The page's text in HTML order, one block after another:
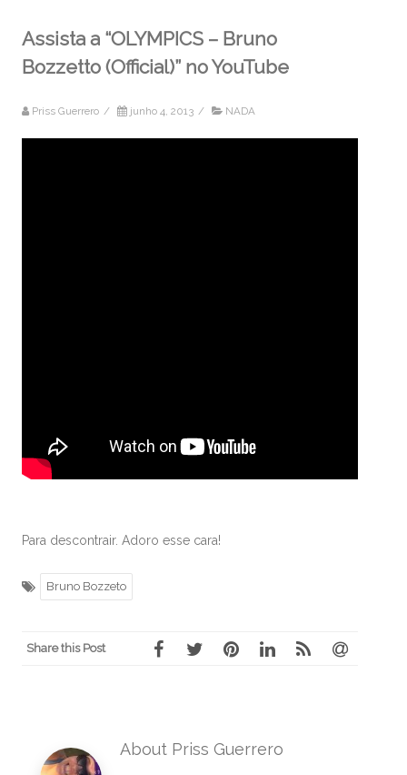
Assista a “OLYMPICS – Bruno
Bozzetto (Official)” no YouTube
Priss Guerrero / junho 4, 2013 / NADA
Para descontrair. Adoro esse cara!
Bruno Bozzeto
Share this Post
About Priss Guerrero